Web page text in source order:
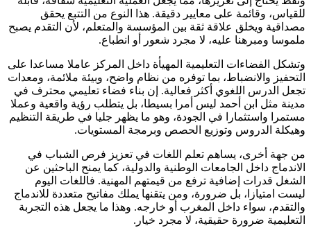
للقياس، وقائمة على معايير دقيقة. هذا النوع من التتبع يحقق
مصداقية ويخلق علاقة ثقة بين المؤسسة والمتعلم، لأن التقدم يصبح
ملموسا ومبرهنا عليه، لا مجرد شعور أو انطباع.
وتشكل الفضاءات التعليمية المهيأة داخل المركز عاملا مساعدا على
التحفيز والانضباط، بما توفره من نظام واضح، وبيئة ملائمة، ومعدات
تجعل الدرس اللغوي أكثر فعالية. إن بناء فضاء تعليمي محترف في
مدينة مثل ابن أحمد ليس أمرا بسيطا، بل يتطلب رؤية واقعية وعملا
مستمرا واستثمارا في الجودة، وهو ما يظهر جليا في طريقة التنظيم
وهيكلة الدروس وتوزيع الحصص وبرمجة المستويات.
من جهة أخرى، يساهم تعلم اللغات في تعزيز فرص الشباب في
الاندماج داخل الجامعات الوطنية والدولية، كما يمنح الباحثين عن
الشغل قدرات إضافية ترفع من قيمتهم المهنية. فاللغات اليوم
ليست امتيازا، بل ضرورة، ومن يتقنها يملك مفاتيح متعددة للاندماج
والتقدم، سواء داخل المغرب أو خارجه. وهذا ما يجعل هذه التجربة
التعليمية ضرورة حقيقية، لا مجرد خيار.